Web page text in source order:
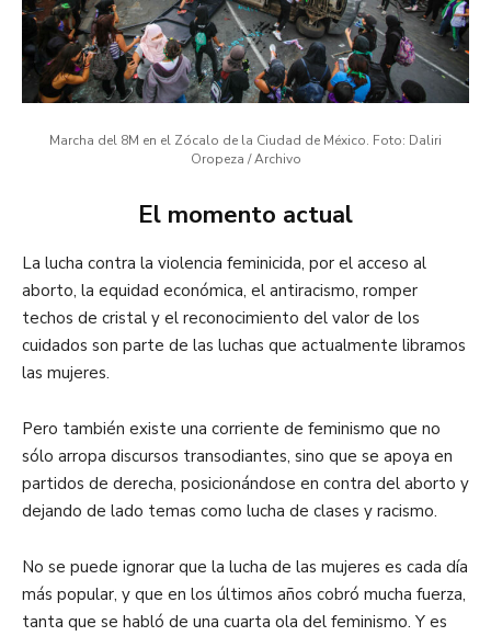
Marcha del 8M en el Zócalo de la Ciudad de México. Foto: Daliri
Oropeza / Archivo
El momento actual
La lucha contra la violencia feminicida, por el acceso al
aborto, la equidad económica, el antiracismo, romper
techos de cristal y el reconocimiento del valor de los
cuidados son parte de las luchas que actualmente libramos
las mujeres.
Pero también existe una corriente de feminismo que no
sólo arropa discursos transodiantes, sino que se apoya en
partidos de derecha, posicionándose en contra del aborto y
dejando de lado temas como lucha de clases y racismo.
No se puede ignorar que la lucha de las mujeres es cada día
más popular, y que en los últimos años cobró mucha fuerza,
tanta que se habló de una cuarta ola del feminismo. Y es